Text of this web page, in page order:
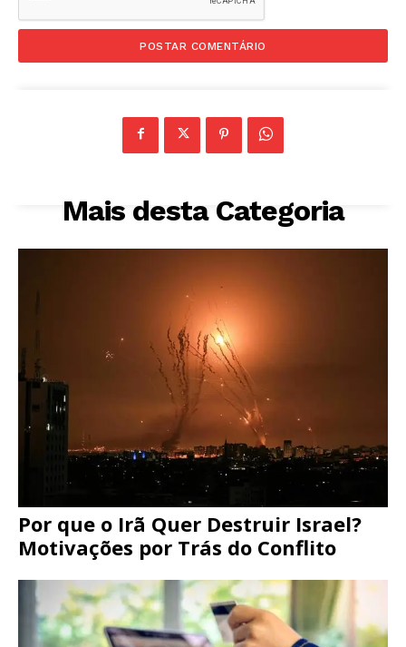
Mais desta Categoria
Por que o Irã Quer Destruir Israel?
Motivações por Trás do Conflito